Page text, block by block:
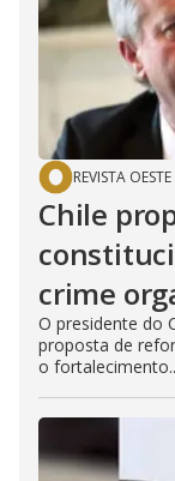
REVISTA OESTE
Chile
crime
O presidente do
proposta de
o